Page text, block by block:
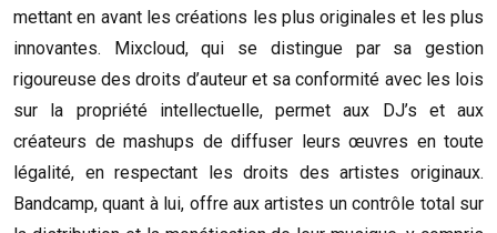
mettant en avant les créations les plus originales et les plus
innovantes. Mixcloud, qui se distingue par sa gestion
rigoureuse des droits d’auteur et sa conformité avec les lois
sur la propriété intellectuelle, permet aux DJ’s et aux
créateurs de mashups de diffuser leurs œuvres en toute
légalité, en respectant les droits des artistes originaux.
Bandcamp, quant à lui, offre aux artistes un contrôle total sur